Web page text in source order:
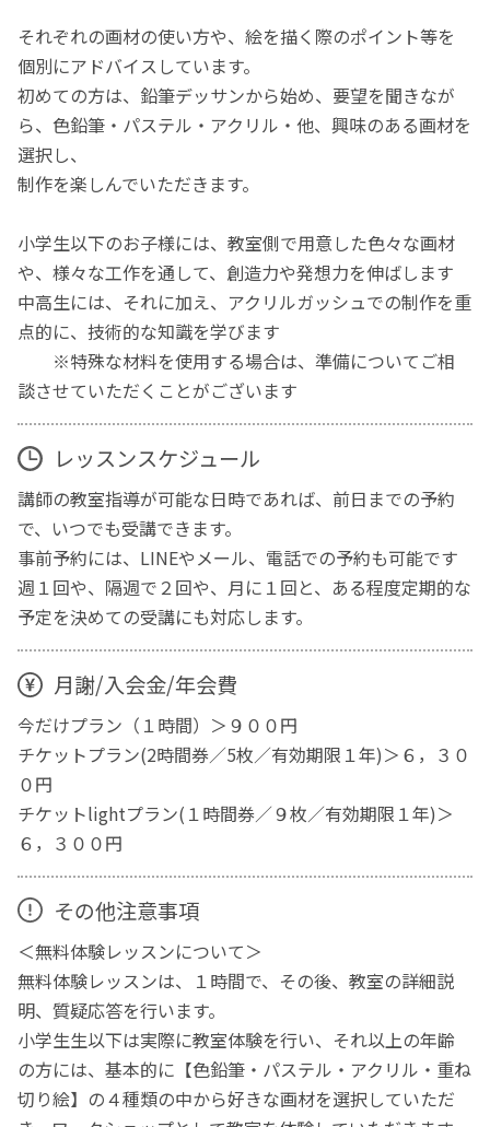
それぞれの画材の使い方や、絵を描く際のポイント等を
個別にアドバイスしています。
初めての方は、鉛筆デッサンから始め、要望を聞きなが
ら、色鉛筆・パステル・アクリル・他、興味のある画材を
選択し、
制作を楽しんでいただきます。
小学生以下のお子様には、教室側で用意した色々な画材
や、様々な工作を通して、創造力や発想力を伸ばします
中高生には、それに加え、アクリルガッシュでの制作を重
点的に、技術的な知識を学びます
※特殊な材料を使用する場合は、準備についてご相
談させていただくことがございます
レッスンスケジュール
講師の教室指導が可能な日時であれば、前日までの予約
で、いつでも受講できます。
事前予約には、LINEやメール、電話での予約も可能です
週１回や、隔週で２回や、月に１回と、ある程度定期的な
予定を決めての受講にも対応します。
月謝/入会金/年会費
今だけプラン（１時間）＞９００円
チケットプラン(2時間券／5枚／有効期限１年)＞６，３０
０円
チケットlightプラン(１時間券／９枚／有効期限１年)＞
６，３００円
その他注意事項
＜無料体験レッスンについて＞
無料体験レッスンは、１時間で、その後、教室の詳細説
明、質疑応答を行います。
小学生生以下は実際に教室体験を行い、それ以上の年齢
の方には、基本的に【色鉛筆・パステル・アクリル・重ね
切り絵】の４種類の中から好きな画材を選択していただ